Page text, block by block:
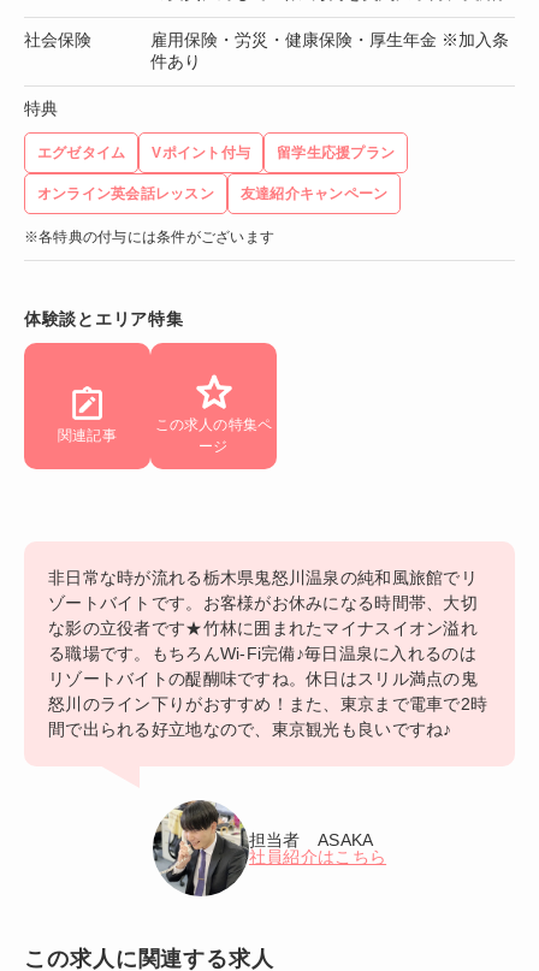
社会保険
雇用保険・労災・健康保険・厚生年金 ※加入条
件あり
特典
エグゼタイム Vポイント付与 留学生応援プラン
オンライン英会話レッスン 友達紹介キャンペーン
※各特典の付与には条件がございます
体験談とエリア特集
関連記事
この求人の特集ペ
ージ
非日常な時が流れる栃木県鬼怒川温泉の純和風旅館でリ
ゾートバイトです。お客様がお休みになる時間帯、大切
な影の立役者です★竹林に囲まれたマイナスイオン溢れ
る職場です。もちろんWi-Fi完備♪毎日温泉に入れるのは
リゾートバイトの醍醐味ですね。休日はスリル満点の鬼
怒川のライン下りがおすすめ！また、東京まで電車で2時
間で出られる好立地なので、東京観光も良いですね♪
担当者 ASAKA
社員紹介はこちら
この求人に関連する求人